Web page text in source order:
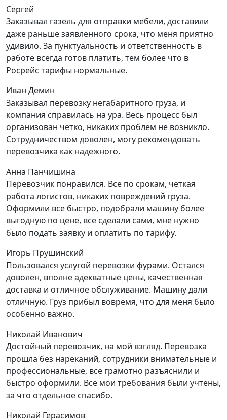
Сергей
Заказывал газель для отправки мебели, доставили
даже раньше заявленного срока, что меня приятно
удивило. За пунктуальность и ответственность в
работе всегда готов платить, тем более что в
Росрейс тарифы нормальные.
Иван Демин
Заказывал перевозку негабаритного груза, и
компания справилась на ура. Весь процесс был
организован четко, никаких проблем не возникло.
Сотрудничеством доволен, могу рекомендовать
перевозчика как надежного.
Анна Панчишина
Перевозчик понравился. Все по срокам, четкая
работа логистов, никаких повреждений груза.
Оформили все быстро, подобрали машину более
выгодную по цене, все сделали сами, мне нужно
было подать заявку и оплатить по тарифу.
Игорь Прушинский
Пользовался услугой перевозки фурами. Остался
доволен, вполне адекватные цены, качественная
доставка и отличное обслуживание. Машину дали
отличную. Груз прибыл вовремя, что для меня было
особенно важно.
Николай Иванович
Достойный перевозчик, на мой взгляд. Перевозка
прошла без нареканий, сотрудники внимательные и
профессиональные, все грамотно разъяснили и
быстро оформили. Все мои требования были учтены,
за что отдельное спасибо.
Николай Герасимов